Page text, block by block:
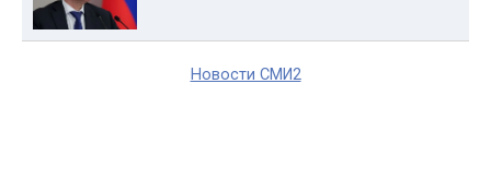
Новости СМИ2